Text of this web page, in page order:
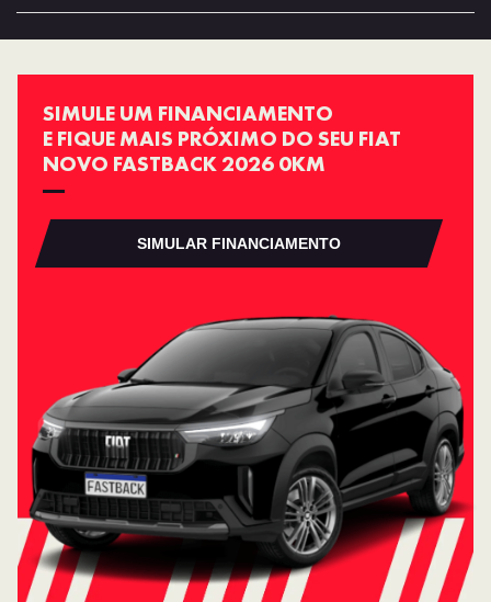
SIMULE UM FINANCIAMENTO
E FIQUE MAIS PRÓXIMO DO SEU FIAT
NOVO FASTBACK 2026 0KM
SIMULAR FINANCIAMENTO